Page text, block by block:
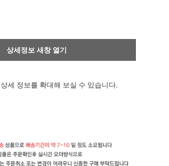
상세정보 새창 열기
상세 정보를 확대해 보실 수 있습니다.